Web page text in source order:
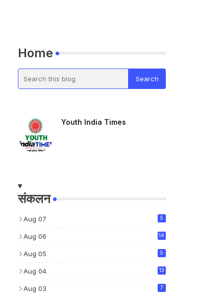
Home
Youth India Times
संकलन
Aug 07 5
Aug 06 14
Aug 05 5
Aug 04 13
Aug 03 7